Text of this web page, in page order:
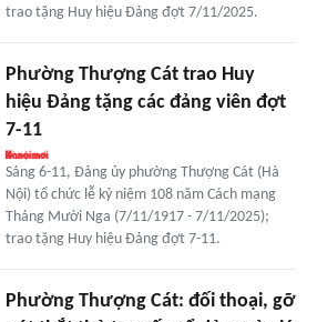
trao tặng Huy hiệu Đảng đợt 7/11/2025.
Phường Thượng Cát trao Huy
hiệu Đảng tặng các đảng viên đợt
7-11
Sáng 6-11, Đảng ủy phường Thượng Cát (Hà
Nội) tổ chức lễ kỷ niệm 108 năm Cách mạng
Tháng Mười Nga (7/11/1917 - 7/11/2025);
trao tặng Huy hiệu Đảng đợt 7-11.
Phường Thượng Cát: đối thoại, gỡ